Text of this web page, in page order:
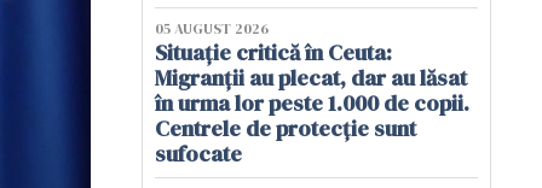
05 AUGUST 2026
Situație critică în Ceuta:
Migranții au plecat, dar au lăsat
în urma lor peste 1.000 de copii.
Centrele de protecție sunt
sufocate